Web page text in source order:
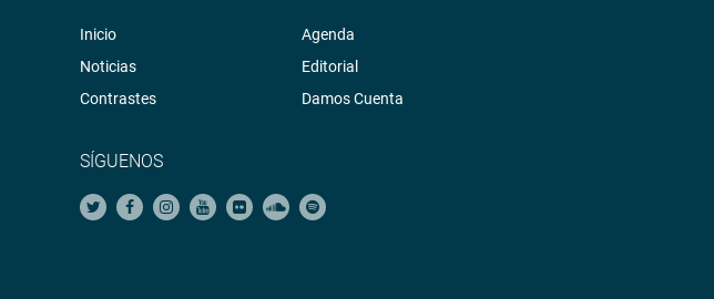
Inicio
Noticias
Contrastes
Agenda
Editorial
Damos Cuenta
SÍGUENOS